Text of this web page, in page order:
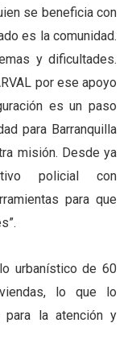
se beneficia con
es la comunidad.
y dificultades.
por ese apoyo
es un paso
para Barranquilla
misión. Desde ya
policial con
para que
urbanístico de 60
lo que lo
para la atención y